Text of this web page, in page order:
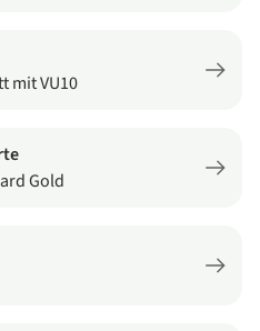
mit VU10
Gold